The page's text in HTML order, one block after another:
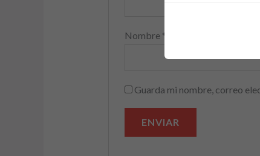
Nombre *
Guarda mi nombre, correo